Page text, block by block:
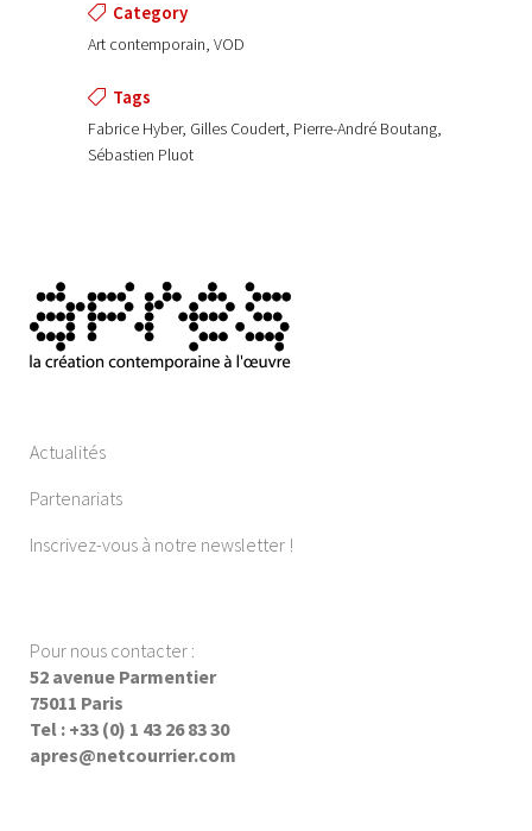
Category
Art contemporain, VOD
Tags
Fabrice Hyber, Gilles Coudert, Pierre-André Boutang,
Sébastien Pluot
Actualités
Partenariats
Inscrivez-vous à notre newsletter !
Pour nous contacter :
52 avenue Parmentier
75011 Paris
Tel : +33 (0) 1 43 26 83 30
apres@netcourrier.com